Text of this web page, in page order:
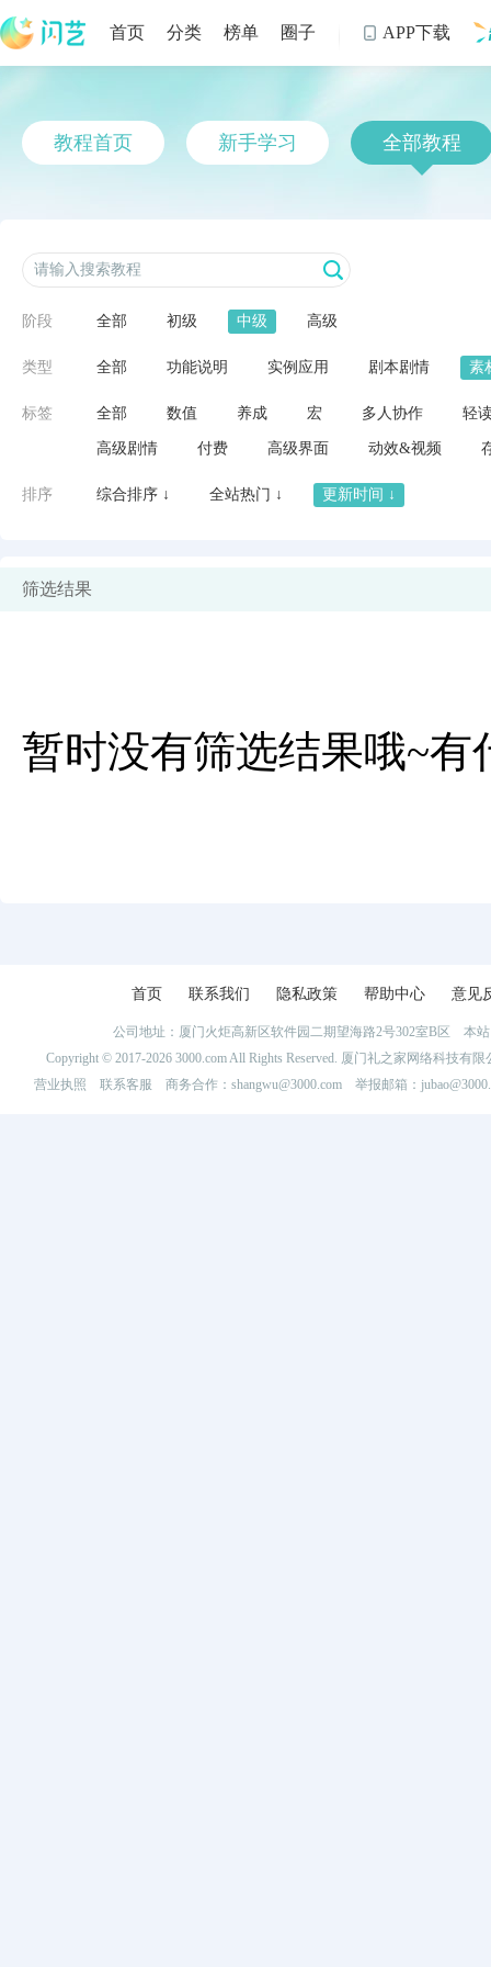
首页 分类 榜单 圈子  APP下载
教程首页 新手学习 全部教程
阶段 全部 初级 中级 高级
类型 全部 功能说明 实例应用 剧本剧情 素
标签 全部 数值 养成 宏 多人协作 轻
高级剧情 付费 高级界面 动效&视频
排序 综合排序 ↓ 全站热门 ↓ 更新时间 ↓
筛选结果
暂时没有筛选结果哦~
首页 联系我们 隐私政策 帮助中心 意见
公司地址：厦门火炬高新区软件园二期望海路2号302室B区 本
Copyright © 2017-2026 3000.com All Rights Reserved. 厦门礼之家网络科技
营业执照
联系客服 商务合作：shangwu@3000.com 举报邮箱：